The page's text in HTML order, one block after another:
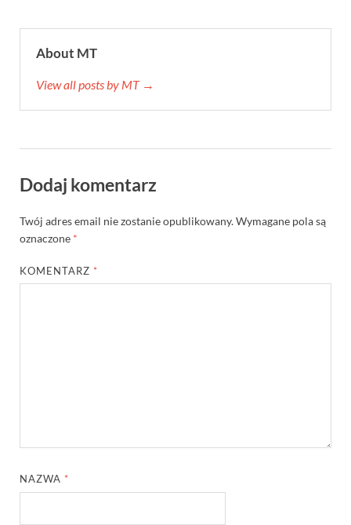
About MT
View all posts by MT →
Dodaj komentarz
Twój adres email nie zostanie opublikowany.Wymagane pola są
oznaczone *
KOMENTARZ *
NAZWA *